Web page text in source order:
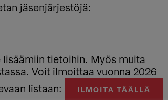
jäsenjärjestöjä:
tietoihin. Myös muita
Voit ilmoittaa vuonna 2026
listaan:
ILMOITA TÄÄLLÄ